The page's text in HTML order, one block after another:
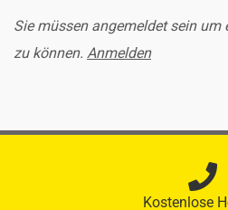
Sie müssen angemeldet sein um
zu können. Anmelden
Kostenlose